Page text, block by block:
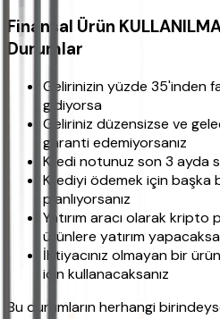
Finansal Ürün
Durumlar
Gelirinizin yüzde 35'inden
gidiyorsa
Geliriniz düzensizse ve
garanti edemiyorsanız
Kredi notunuz son 3 ayda
Krediyi ödemek için başka
planlıyorsanız
Yatırım aracı olarak
ürünlere yatırım
İhtiyacınız olmayan bir
için kullanacaksanız
Bu durumların herhangi